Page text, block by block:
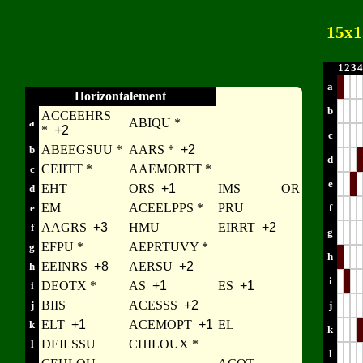
Horizontalement
a
ACCEEHRS
* +2
ABIQU *
b ABEEGSUU * AARS * +2
c CEIITT * AAEMORTT *
d EHT ORS +1 IMS OR
e EM ACEELPPS * PRU
f AAGRS +3 HMU EIRRT +2
g EFPU * AEPRTUVY *
h EEINRS +8 AERSU +2
i DEOTX * AS +1 ES +1
j BIIS ACESSS +2
k ELT +1 ACEMOPT +1 EL
l DEILSSU CHILOUX *
1234
a
b
c
d
e
f
g
h
i
j
k
l